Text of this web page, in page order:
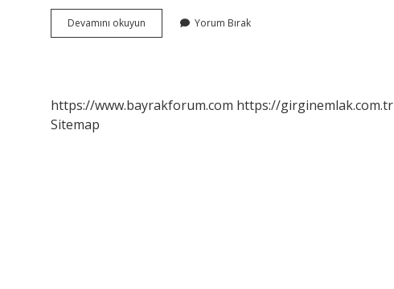
Devamını okuyun
Hayatta
Mıdır
Yorum Bırak
https://www.bayrakforum.com https://girginemlak.com.tr
Sitemap